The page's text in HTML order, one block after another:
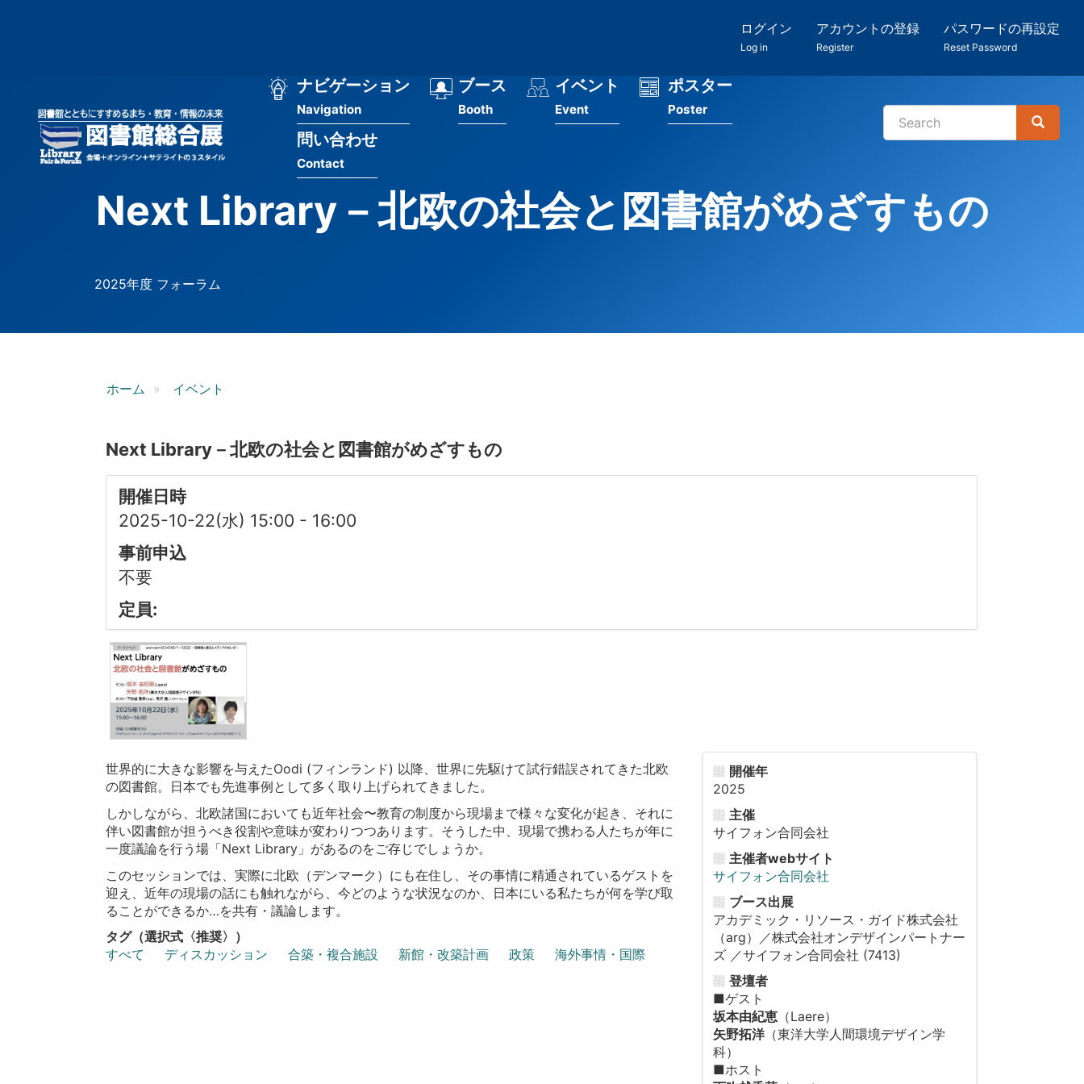
ー
ザ
ログイン
Log in
アカウントの登録
Register
パスワードの再設定
Reset Password
メ
ビ
ョ
ナビゲーション
Navigation
ブース
Booth
イベント
Event
ポスター
Poster
問い合わせ
Contact
検
Search
Search
Next Library－北欧の社会と図書館がめざすもの
2025年度 フォーラム
ホーム イベント
Next Library－北欧の社会と図書館がめざすもの
開催日時
2025-10-22(水) 15:00 - 16:00
事前申込
不要
定員:
世界的に大きな影響を与えたOodi (フィンランド) 以降、世界に先駆けて試行錯誤されてきた北欧
の図書館。日本でも先進事例として多く取り上げられてきました。
しかしながら、北欧諸国においても近年社会〜教育の制度から現場まで様々な変化が起き、それに
伴い図書館が担うべき役割や意味が変わりつつあります。そうした中、現場で携わる人たちが年に
一度議論を行う場「Next Library」があるのをご存じでしょうか。
このセッションでは、実際に北欧（デンマーク）にも在住し、その事情に精通されているゲストを
迎え、近年の現場の話にも触れながら、今どのような状況なのか、日本にいる私たちが何を学び取
ることができるか…を共有・議論します。
タグ（選択式〈推奨〉）
すべて
ディスカッション 合築・複合施設 新館・改築計画 政策 海外事情・国際
開催年
2025
主催
サイフォン合同会社
主催者webサイト
サイフォン合同会社
ブース出展
アカデミック・リソース・ガイド株式会社
（arg）／株式会社オンデザインパートナー
ズ ／サイフォン合同会社 (7413)
登壇者
■ゲスト
坂本由紀恵 （Laere）
矢野拓洋（東洋大学人間環境デザイン学
科）
■ホスト